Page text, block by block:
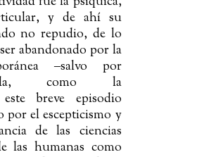
y de ahí su
no repudio, de lo
abandonado por la
‒salvo por
como la
breve episodio
el escepticismo y
de las ciencias
las humanas como